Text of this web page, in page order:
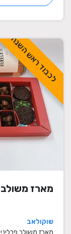
לכבוד ראש השנה
מארז משולב
שוקולאב
מארז משולב